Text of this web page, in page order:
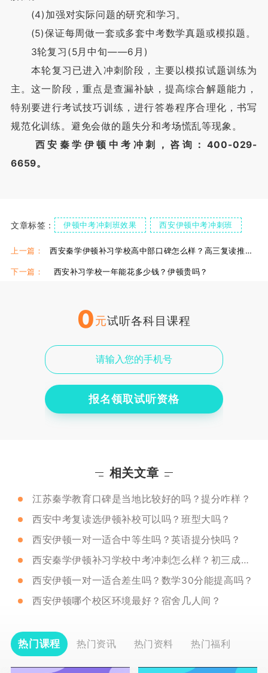
(4)加强对实际问题的研究和学习。
(5)保证每周做一套或多套中考数学真题或模拟题。
3轮复习(5月中旬——6月)
本轮复习已进入冲刺阶段，主要以模拟试题训练为
主。这一阶段，重点是查漏补缺，提高综合解题能力，
特别要进行考试技巧训练，进行答卷程序合理化，书写
规范化训练。避免会做的题失分和考场慌乱等现象。
西安秦学伊顿中考冲刺，咨询：400-029-
6659。
文章标签： 伊顿中考冲刺班效果 西安伊顿中考冲刺班
伊顿中考冲刺班优势
上一篇： 西安秦学伊顿补习学校高中部口碑怎么样？高三复读推荐去吗？
下一篇： 西安补习学校一年能花多少钱？伊顿贵吗？
0元试听各科目课程
报名领取试听资格
相关文章
江苏秦学教育口碑是当地比较好的吗？提分咋样？
西安中考复读选伊顿补校可以吗？班型大吗？
西安伊顿一对一适合中等生吗？英语提分快吗？
西安秦学伊顿补习学校中考冲刺怎么样？初三成绩提升方法
西安伊顿一对一适合差生吗？数学30分能提高吗？
西安伊顿哪个校区环境最好？宿舍几人间？
热门课程 热门资讯 热门资料 热门福利